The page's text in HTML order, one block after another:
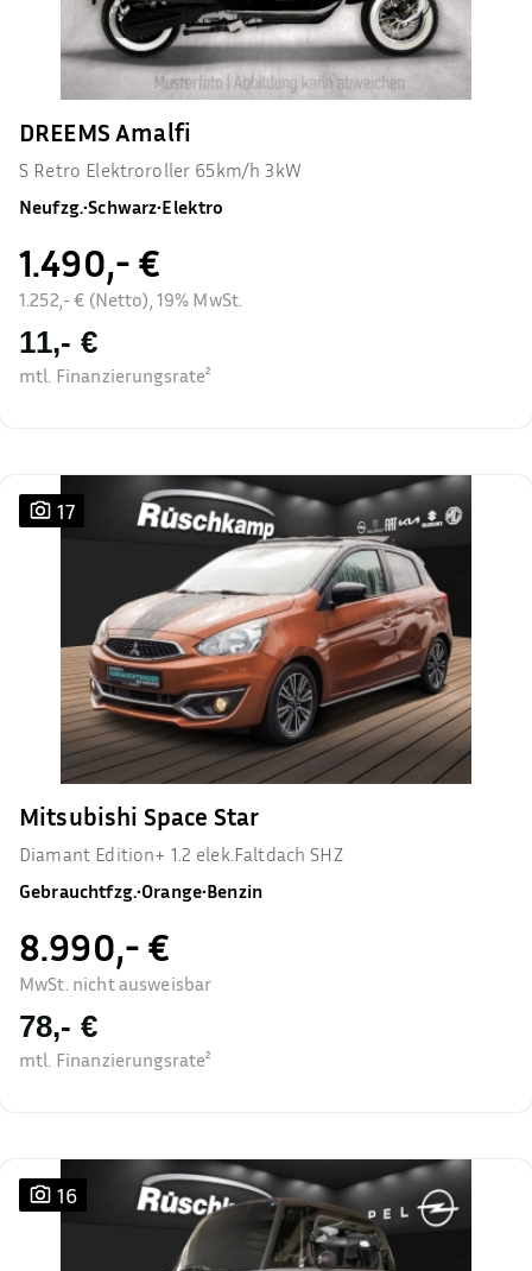
DREEMS Amalfi
S Retro Elektroroller 65km/h 3kW
Neufzg.•Schwarz•Elektro
1.490,- €
1.252,- € (Netto), 19% MwSt.
11,- €
mtl. Finanzierungsrate²
17
Mitsubishi Space Star
Diamant Edition+ 1.2 elek.Faltdach SHZ
Gebrauchtfzg.•Orange•Benzin
8.990,- €
MwSt. nicht ausweisbar
78,- €
mtl. Finanzierungsrate²
16